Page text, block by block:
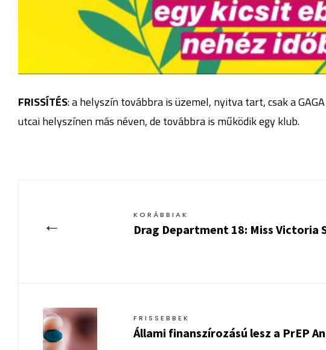
FRISSÍTÉS: a helyszín továbbra is üzemel, nyitva tart, csak a
utcai helyszínen más néven, de továbbra is működik egy klub.
← KORÁBBIAK
Drag Department 18: Miss Victoria
FRISSEBBEK
Állami finanszírozású lesz a PrEP